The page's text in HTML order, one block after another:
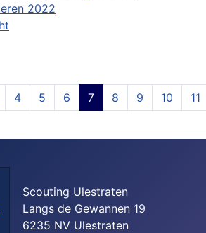
2022
4 5 6 7 8 9 10 11
Scouting Ulestraten
Langs de Gewannen 19
6235 NV Ulestraten